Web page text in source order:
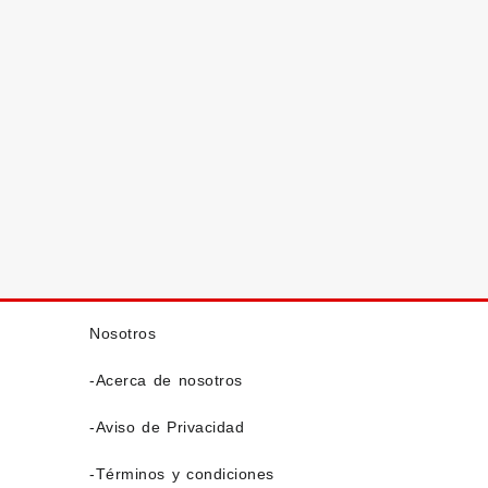
Nosotros
-Acerca de nosotros
-Aviso de Privacidad
-Términos y condiciones